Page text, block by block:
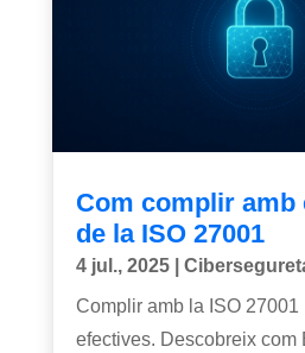
Com complir
de la ISO 27001
4 jul., 2025|
Complir amb la ISO
efectives. Descobreix com